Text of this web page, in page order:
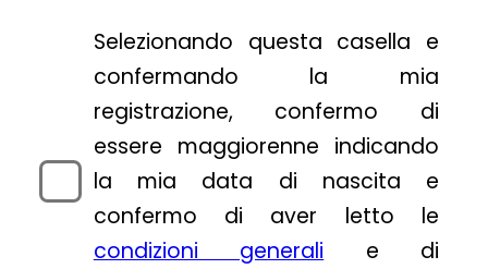
Selezionando questa casella e
confermando la mia
registrazione, confermo di
essere maggiorenne indicando
la mia data di nascita e
confermo di aver letto le
condizioni generali e di